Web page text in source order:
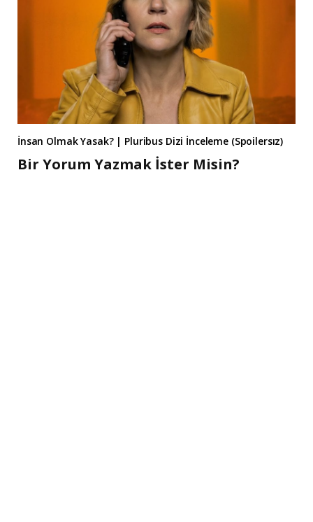
İnsan Olmak Yasak? | Pluribus Dizi İnceleme (Spoilersız)
Bir Yorum Yazmak İster Misin?